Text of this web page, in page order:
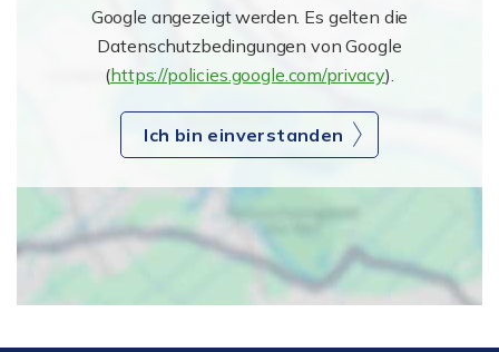
Google angezeigt werden. Es gelten die
Datenschutzbedingungen von Google
(https://policies.google.com/privacy).
Ich bin einverstanden